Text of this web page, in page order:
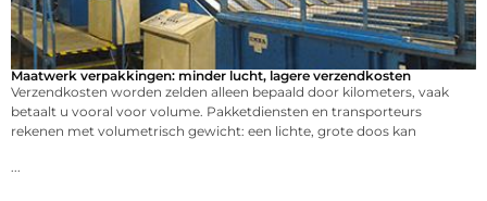
Maatwerk verpakkingen: minder lucht, lagere verzendkosten
Verzendkosten worden zelden alleen bepaald door kilometers, vaak
betaalt u vooral voor volume. Pakketdiensten en transporteurs
rekenen met volumetrisch gewicht: een lichte, grote doos kan